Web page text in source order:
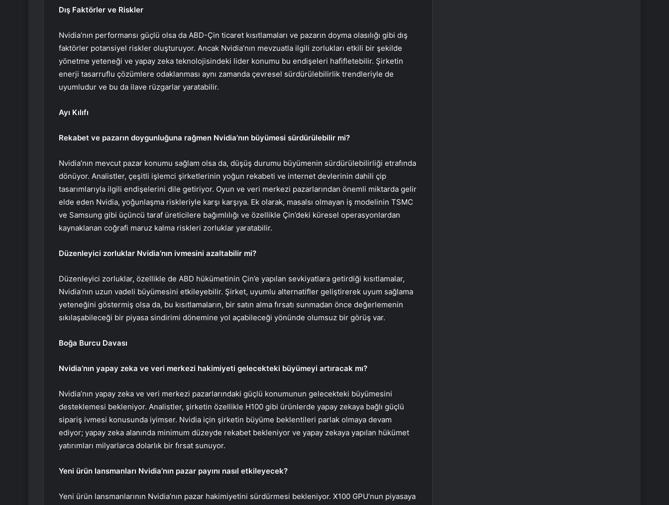
Dış Faktörler ve Riskler
Nvidia’nın performansı güçlü olsa da ABD-Çin ticaret kısıtlamaları ve pazarın doyma olasılığı gibi dış
faktörler potansiyel riskler oluşturuyor. Ancak Nvidia’nın mevzuatla ilgili zorlukları etkili bir şekilde
yönetme yeteneği ve yapay zeka teknolojisindeki lider konumu bu endişeleri hafifletebilir. Şirketin
enerji tasarruflu çözümlere odaklanması aynı zamanda çevresel sürdürülebilirlik trendleriyle de
uyumludur ve bu da ilave rüzgarlar yaratabilir.
Ayı Kılıfı
Rekabet ve pazarın doygunluğuna rağmen Nvidia’nın büyümesi sürdürülebilir mi?
Nvidia’nın mevcut pazar konumu sağlam olsa da, düşüş durumu büyümenin sürdürülebilirliği etrafında
dönüyor. Analistler, çeşitli işlemci şirketlerinin yoğun rekabeti ve internet devlerinin dahili çip
tasarımlarıyla ilgili endişelerini dile getiriyor. Oyun ve veri merkezi pazarlarından önemli miktarda gelir
elde eden Nvidia, yoğunlaşma riskleriyle karşı karşıya. Ek olarak, masalsı olmayan iş modelinin TSMC
ve Samsung gibi üçüncü taraf üreticilere bağımlılığı ve özellikle Çin’deki küresel operasyonlardan
kaynaklanan coğrafi maruz kalma riskleri zorluklar yaratabilir.
Düzenleyici zorluklar Nvidia’nın ivmesini azaltabilir mi?
Düzenleyici zorluklar, özellikle de ABD hükümetinin Çin’e yapılan sevkiyatlara getirdiği kısıtlamalar,
Nvidia’nın uzun vadeli büyümesini etkileyebilir. Şirket, uyumlu alternatifler geliştirerek uyum sağlama
yeteneğini göstermiş olsa da, bu kısıtlamaların, bir satın alma fırsatı sunmadan önce değerlemenin
sıkılaşabileceği bir piyasa sindirimi dönemine yol açabileceği yönünde olumsuz bir görüş var.
Boğa Burcu Davası
Nvidia’nın yapay zeka ve veri merkezi hakimiyeti gelecekteki büyümeyi artıracak mı?
Nvidia’nın yapay zeka ve veri merkezi pazarlarındaki güçlü konumunun gelecekteki büyümesini
desteklemesi bekleniyor. Analistler, şirketin özellikle H100 gibi ürünlerde yapay zekaya bağlı güçlü
sipariş ivmesi konusunda iyimser. Nvidia için şirketin büyüme beklentileri parlak olmaya devam
ediyor; yapay zeka alanında minimum düzeyde rekabet bekleniyor ve yapay zekaya yapılan hükümet
yatırımları milyarlarca dolarlık bir fırsat sunuyor.
Yeni ürün lansmanları Nvidia’nın pazar payını nasıl etkileyecek?
Yeni ürün lansmanlarının Nvidia’nın pazar hakimiyetini sürdürmesi bekleniyor. X100 GPU’nun piyasaya